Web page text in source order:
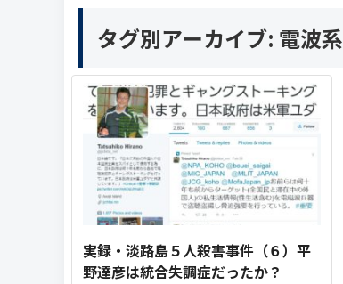
タグ別アーカイブ: 電波系
実録・淡路島５人殺害事件（６）平
野達彦は統合失調症だったか？